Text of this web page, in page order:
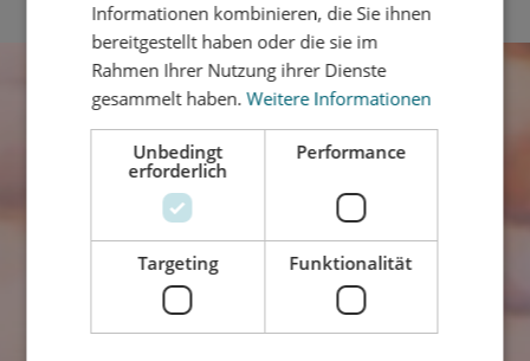
Informationen kombinieren, die Sie ihnen
bereitgestellt haben oder die sie im
Rahmen Ihrer Nutzung ihrer Dienste
gesammelt haben.Weitere Informationen
Unbedingt
erforderlich
Performance
Targeting Funktionalität